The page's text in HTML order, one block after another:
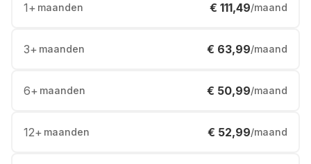
1+ maanden € 111,49/maand
3+ maanden € 63,99/maand
6+ maanden € 50,99/maand
12+ maanden € 52,99/maand